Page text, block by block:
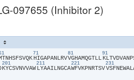
097655 (Inhibitor 2)
​T​​N​​H​​S​​F​​S​​V​​Q​​K​
71
​H​​I​​G​​A​​P​​A​​N​​L​​R​​V​
81
​V​​G​​H​​A​​M​​Q​​G​​T​​L​​L​
91
​K​​L​​T​​V​​D​​V​​A​​N​​P​
201
​K​​Y​​C​​S​​V​​N​​V​​V​​A​​W​
211
​L​​Y​​A​​A​​I​​L​​N​​G​​C​​A​
221
​W​​F​​V​​K​​P​​N​​R​​T​​S​​V​
231
​V​​S​​F​​N​​E​​W​​A​​L​